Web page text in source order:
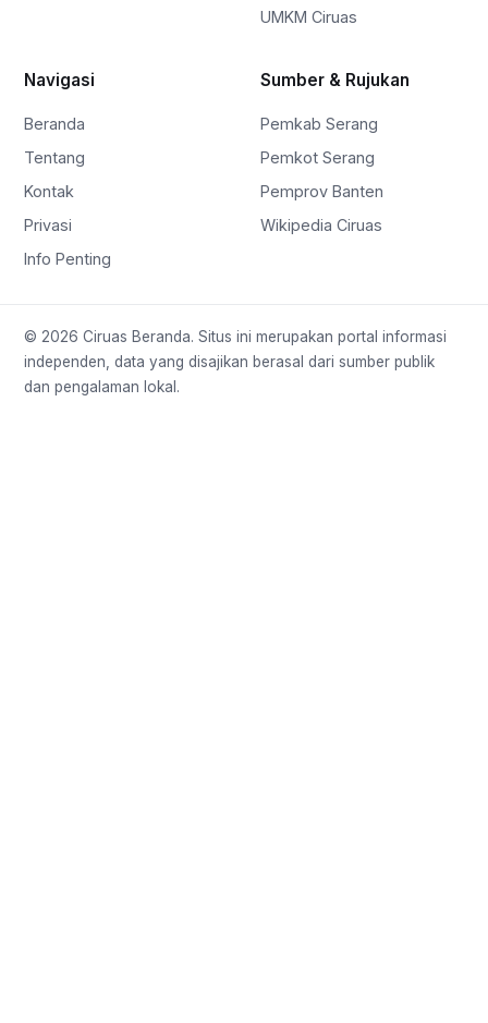
UMKM Ciruas
Navigasi
Beranda
Tentang
Kontak
Privasi
Info Penting
Sumber & Rujukan
Pemkab Serang
Pemkot Serang
Pemprov Banten
Wikipedia Ciruas
© 2026 Ciruas Beranda. Situs ini merupakan portal informasi
independen, data yang disajikan berasal dari sumber publik
dan pengalaman lokal.